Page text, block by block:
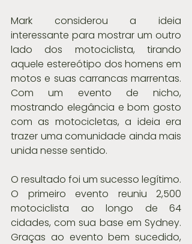
Mark considerou a ideia
interessante para mostrar um outro
lado dos motociclista, tirando
aquele estereótipo dos homens em
motos e suas carrancas marrentas.
Com um evento de nicho,
mostrando elegância e bom gosto
com as motocicletas, a ideia era
trazer uma comunidade ainda mais
unida nesse sentido.
O resultado foi um sucesso legítimo.
O primeiro evento reuniu 2,500
motociclista ao longo de 64
cidades, com sua base em Sydney.
Graças ao evento bem sucedido,